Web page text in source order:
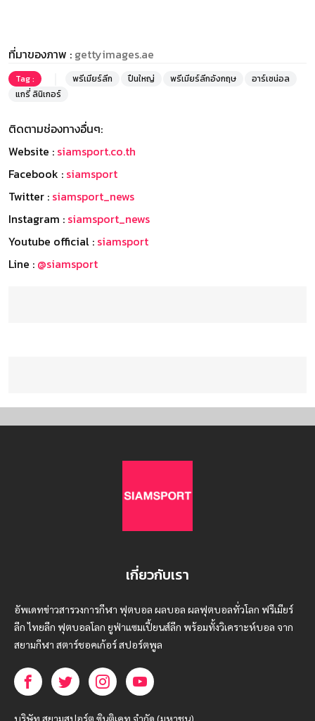
ที่มาของภาพ : gettyimages.ae
Tag : พรีเมียร์ลีก ปืนใหญ่ พรีเมียร์ลีกอังกฤษ
อาร์เซน่อล
แกรี่ ลินิเกอร์
ติดตามช่องทางอื่นๆ:
Website : siamsport.co.th
Facebook : siamsport
Twitter : siamsport_news
Instagram : siamsport_news
Youtube official : siamsport
Line : @siamsport
เกี่ยวกับเรา
อัพเดทข่าวสารวงการกีฬา ฟุตบอล ผลบอล ผลฟุตบอลทั่วโลก ฟรีเมียร์
ลีก ไทยลีก ฟุตบอลโลก ยูฟ่าแซมเปี้ยนส์ลีก พร้อมทั้งวิเคราะห์บอล จาก
สยามกีฬา สตาร์ชอคเก้อร์ สปอร์ตพูล
บริษัท สยามสปอร์ต ซินติเคท จำกัด (มหาชน)